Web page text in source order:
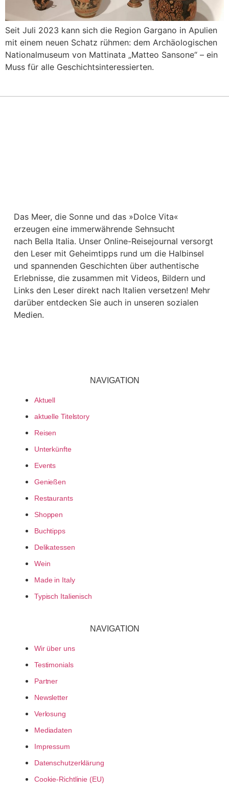
Seit Juli 2023 kann sich die Region Gargano in Apulien
mit einem neuen Schatz rühmen: dem Archäologischen
Nationalmuseum von Mattinata „Matteo Sansone“ – ein
Muss für alle Geschichtsinteressierten.
Das Meer, die Sonne und das »Dolce Vita«
erzeugen eine immerwährende Sehnsucht
nach Bella Italia. Unser Online-Reisejournal versorgt
den Leser mit Geheimtipps rund um die Halbinsel
und spannenden Geschichten über authentische
Erlebnisse, die zusammen mit Videos, Bildern und
Links den Leser direkt nach Italien versetzen! Mehr
darüber entdecken Sie auch in unseren sozialen
Medien.
NAVIGATION
Aktuell
aktuelle Titelstory
Reisen
Unterkünfte
Events
Genießen
Restaurants
Shoppen
Buchtipps
Delikatessen
Wein
Made in Italy
Typisch Italienisch
NAVIGATION
Wir über uns
Testimonials
Partner
Newsletter
Verlosung
Mediadaten
Impressum
Datenschutzerklärung
Cookie-Richtlinie (EU)